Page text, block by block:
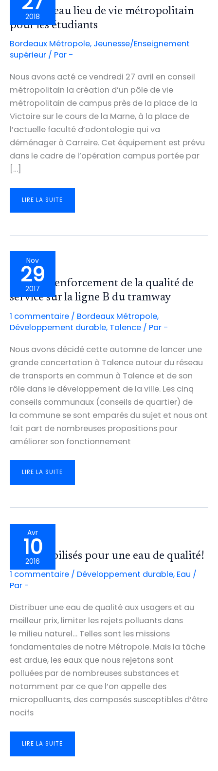
2018
Un nouveau lieu de vie métropolitain
pour les étudiants
Bordeaux Métropole, Jeunesse/Enseignement
supérieur / Par -
Nous avons acté ce vendredi 27 avril en conseil
métropolitain la création d’un pôle de vie
métropolitain de campus près de la place de la
Victoire sur le cours de la Marne, à la place de
l’actuelle faculté d’odontologie qui va
déménager à Carreire. Cet équipement est prévu
dans le cadre de l’opération campus portée par
[…]
UN
LES
LIRE LA SUITE
Nov
29
2017
Vers un renforcement de la qualité de
service sur la ligne B du tramway
1 commentaire / Bordeaux Métropole,
Développement durable, Talence / Par -
Nous avons décidé cette automne de lancer une
grande concertation à Talence autour du réseau
de transports en commun à Talence et de son
rôle dans le développement de la ville. Les cinq
conseils communaux (conseils de quartier) de
la commune se sont emparés du sujet et nous ont
fait part de nombreuses propositions pour
améliorer son fonctionnement
VERS
SERVICE
LIGNE
DU
TRAMWAY
LIRE LA SUITE
Avr
10
2016
Tous mobilisés pour une eau de qualité!
1 commentaire / Développement durable, Eau /
Par -
Distribuer une eau de qualité aux usagers et au
meilleur prix, limiter les rejets polluants dans
le milieu naturel… Telles sont les missions
fondamentales de notre Métropole. Mais la tâche
est ardue, les eaux que nous rejetons sont
polluées par de nombreuses substances et
notamment par ce que l’on appelle des
micropolluants, des composés susceptibles d’être
nocifs
TOUS
LIRE LA SUITE